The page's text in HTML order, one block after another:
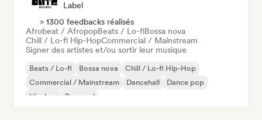
Label
> 1300 feedbacks réalisés
Afrobeat / AfropopBeats / Lo-fiBossa nova
Chill / Lo-fi Hip-HopCommercial / Mainstream
Signer des artistes et/ou sortir leur musique
Beats / Lo-fi Bossa nova
Chill / Lo-fi Hip-Hop
Commercial / Mainstream
Dancehall
Dance pop
Hip-hop
Pop soul